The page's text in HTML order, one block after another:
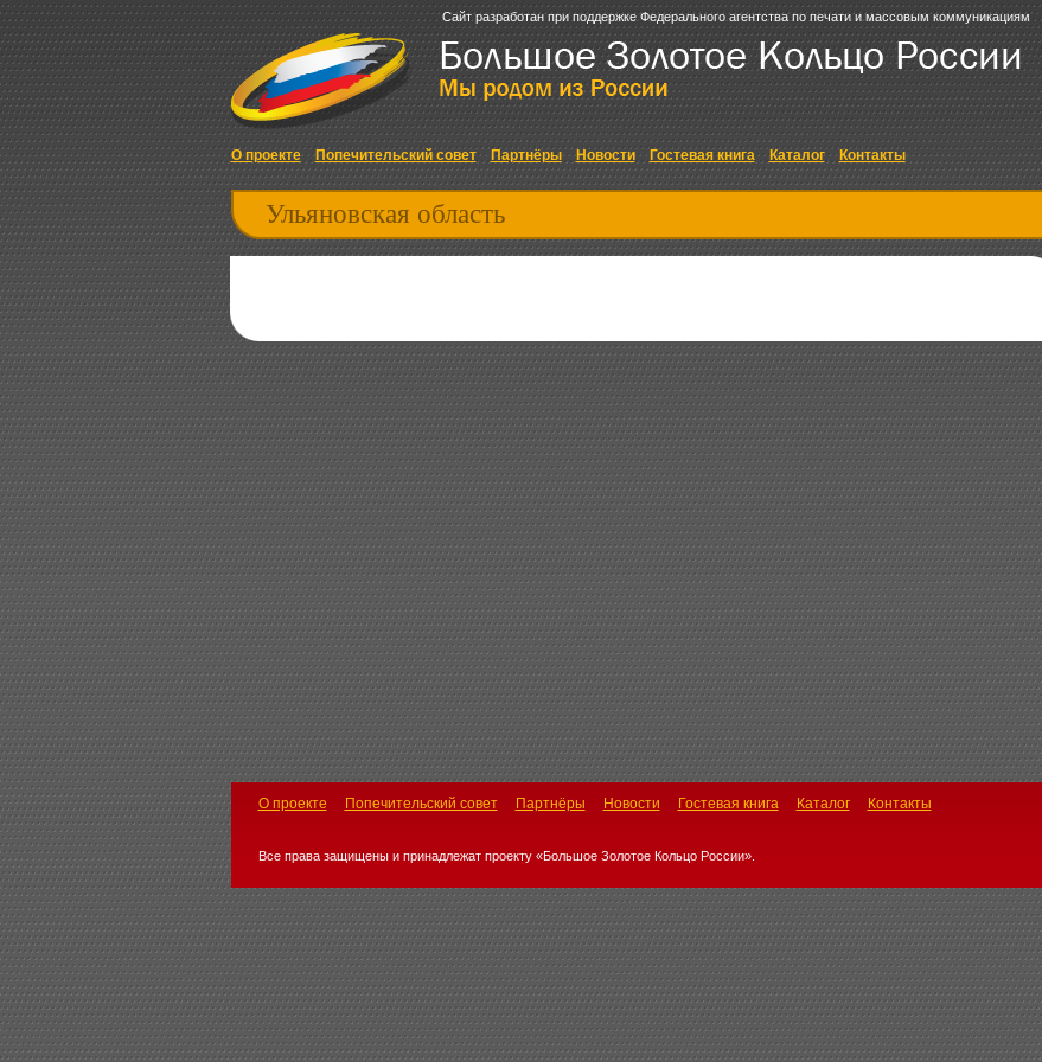
Сайт разработан при поддержке Федерального агентства по печати и массовым коммуникациям
О проекте Попечительский совет Партнёры Новости Гостевая книга Каталог Контакты
Ульяновская область
О проекте Попечительский совет Партнёры Новости Гостевая книга Каталог Контакты
Все права защищены и принадлежат проекту «Большое Золотое Кольцо России».